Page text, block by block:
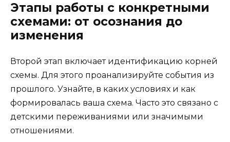
Этапы работы с конкретными
схемами: от осознания до
изменения
Второй этап включает идентификацию корней
схемы. Для этого проанализируйте события из
прошлого. Узнайте, в каких условиях и как
формировалась ваша схема. Часто это связано с
детскими переживаниями или значимыми
отношениями.